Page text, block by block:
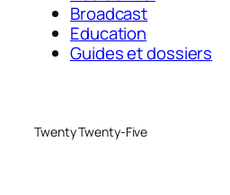
Broadcast
Education
Guides et dossiers
Twenty Twenty-Five